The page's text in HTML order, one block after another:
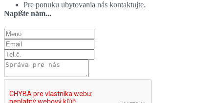
Pre ponuku ubytovania nás kontaktujte.
Napíšte nám...